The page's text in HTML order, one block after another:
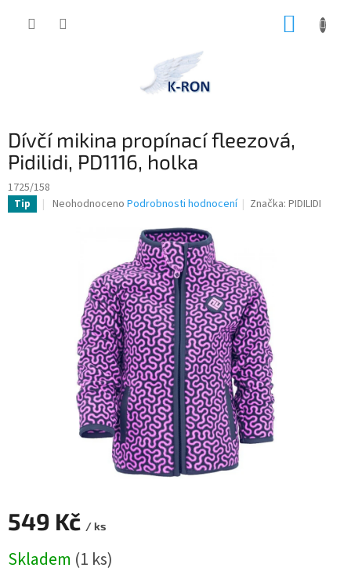
Dívčí mikina propínací fleezová,
Pidilidi, PD1116, holka
1725/158
Tip
Průměrné
hvězdiček.
Neohodnoceno Podrobnosti hodnocení Značka:PIDILIDI
549 Kč / ks
cena:
Skladem (1 ks)